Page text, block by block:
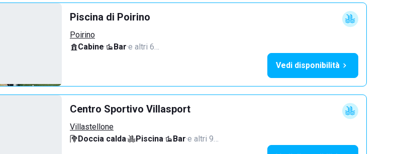
Piscina di Poirino
Poirino
Cabine· Bar·e altri 6…
Vedi disponibilità
Centro Sportivo Villasport
Villastellone
Doccia calda· Piscina· Bar·e altri 9…